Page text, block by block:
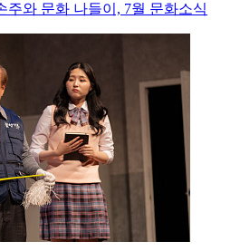
주와 문화 나들이, 7월 문화소식